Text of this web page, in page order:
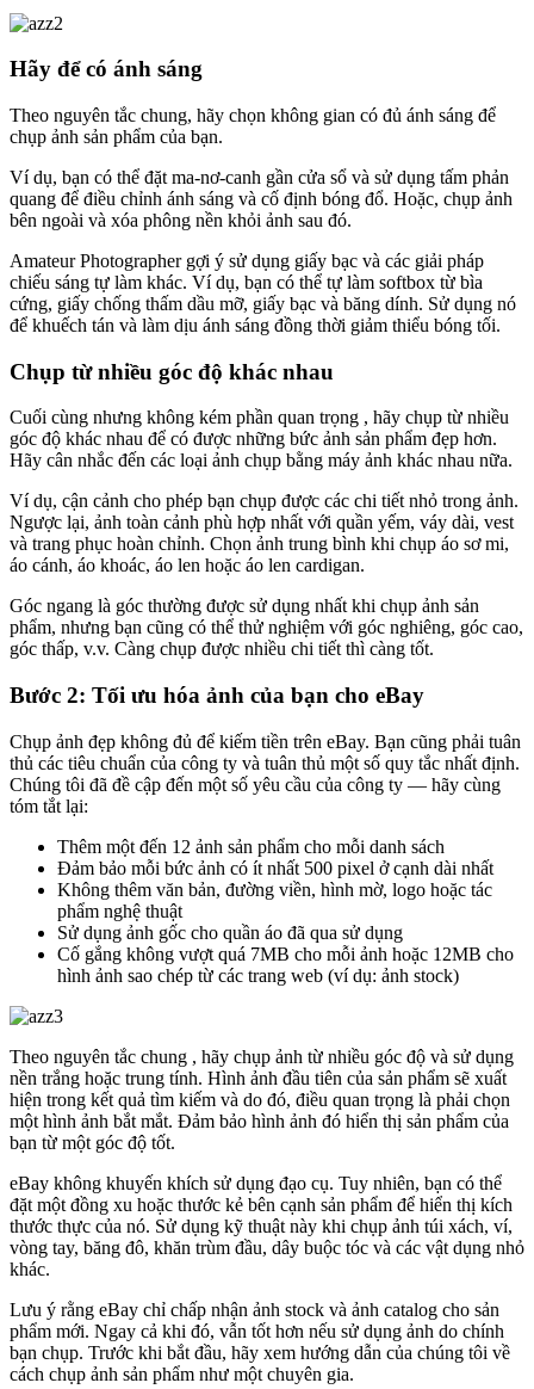
Hãy để có ánh sáng
Theo nguyên tắc chung, hãy chọn không gian có đủ ánh sáng để
chụp ảnh sản phẩm của bạn.
Ví dụ, bạn có thể đặt ma-nơ-canh gần cửa sổ và sử dụng tấm phản
quang để điều chỉnh ánh sáng và cố định bóng đổ. Hoặc, chụp ảnh
bên ngoài và xóa phông nền khỏi ảnh sau đó.
Amateur Photographer gợi ý sử dụng giấy bạc và các giải pháp
chiếu sáng tự làm khác. Ví dụ, bạn có thể tự làm softbox từ bìa
cứng, giấy chống thấm dầu mỡ, giấy bạc và băng dính. Sử dụng nó
để khuếch tán và làm dịu ánh sáng đồng thời giảm thiểu bóng tối.
Chụp từ nhiều góc độ khác nhau
Cuối cùng nhưng không kém phần quan trọng , hãy chụp từ nhiều
góc độ khác nhau để có được những bức ảnh sản phẩm đẹp hơn.
Hãy cân nhắc đến các loại ảnh chụp bằng máy ảnh khác nhau nữa.
Ví dụ, cận cảnh cho phép bạn chụp được các chi tiết nhỏ trong ảnh.
Ngược lại, ảnh toàn cảnh phù hợp nhất với quần yếm, váy dài, vest
và trang phục hoàn chỉnh. Chọn ảnh trung bình khi chụp áo sơ mi,
áo cánh, áo khoác, áo len hoặc áo len cardigan.
Góc ngang là góc thường được sử dụng nhất khi chụp ảnh sản
phẩm, nhưng bạn cũng có thể thử nghiệm với góc nghiêng, góc cao,
góc thấp, v.v. Càng chụp được nhiều chi tiết thì càng tốt.
Bước 2: Tối ưu hóa ảnh của bạn cho eBay
Chụp ảnh đẹp không đủ để kiếm tiền trên eBay. Bạn cũng phải tuân
thủ các tiêu chuẩn của công ty và tuân thủ một số quy tắc nhất định.
Chúng tôi đã đề cập đến một số yêu cầu của công ty — hãy cùng
tóm tắt lại:
Thêm một đến 12 ảnh sản phẩm cho mỗi danh sách
Đảm bảo mỗi bức ảnh có ít nhất 500 pixel ở cạnh dài nhất
Không thêm văn bản, đường viền, hình mờ, logo hoặc tác
phẩm nghệ thuật
Sử dụng ảnh gốc cho quần áo đã qua sử dụng
Cố gắng không vượt quá 7MB cho mỗi ảnh hoặc 12MB cho
hình ảnh sao chép từ các trang web (ví dụ: ảnh stock)
Theo nguyên tắc chung , hãy chụp ảnh từ nhiều góc độ và sử dụng
nền trắng hoặc trung tính. Hình ảnh đầu tiên của sản phẩm sẽ xuất
hiện trong kết quả tìm kiếm và do đó, điều quan trọng là phải chọn
một hình ảnh bắt mắt. Đảm bảo hình ảnh đó hiển thị sản phẩm của
bạn từ một góc độ tốt.
eBay không khuyến khích sử dụng đạo cụ. Tuy nhiên, bạn có thể
đặt một đồng xu hoặc thước kẻ bên cạnh sản phẩm để hiển thị kích
thước thực của nó. Sử dụng kỹ thuật này khi chụp ảnh túi xách, ví,
vòng tay, băng đô, khăn trùm đầu, dây buộc tóc và các vật dụng nhỏ
khác.
Lưu ý rằng eBay chỉ chấp nhận ảnh stock và ảnh catalog cho sản
phẩm mới. Ngay cả khi đó, vẫn tốt hơn nếu sử dụng ảnh do chính
bạn chụp. Trước khi bắt đầu, hãy xem hướng dẫn của chúng tôi về
cách chụp ảnh sản phẩm như một chuyên gia.